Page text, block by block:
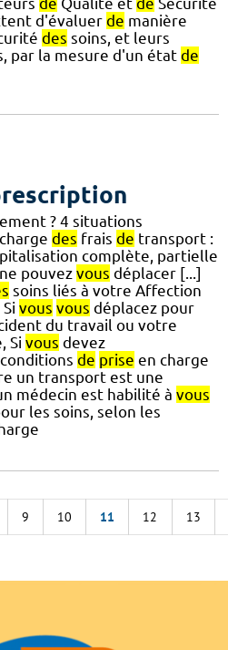
d'évaluer de manière
des soins, et leurs
par la mesure d'un état de
? 4 situations
des frais de transport :
complète, partielle
ne pouvez vous déplacer [...]
soins liés à votre Affection
vous vous déplacez pour
du travail ou votre
Si vous devez
conditions de prise en charge
un transport est une
médecin est habilité à vous
les soins, selon les
9 10 11 12 13